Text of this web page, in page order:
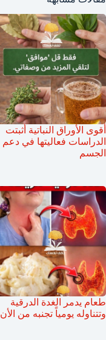
أقوى الأوراق النباتية أثبتت
الدراسات فعاليتها في دعم
الجسم
طعام يدمر الغدة الدرقية
وتتناوله يومياً تجنبه من الأن